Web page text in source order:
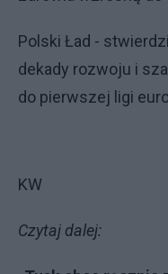
Polski Ład -
dekady rozwoju i
do pierwszej ligi
KW
Czytaj dalej: